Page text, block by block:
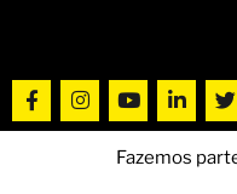
Fazemos